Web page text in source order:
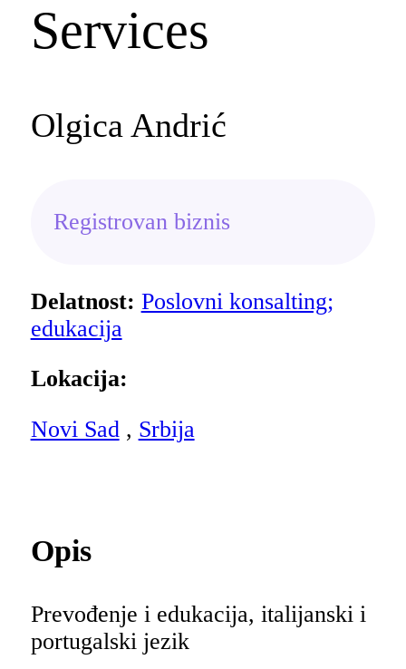
Services
Olgica Andrić
Registrovan biznis
Delatnost: Poslovni konsalting;
edukacija
Lokacija:
Novi Sad , Srbija
Opis
Prevođenje i edukacija, italijanski i
portugalski jezik